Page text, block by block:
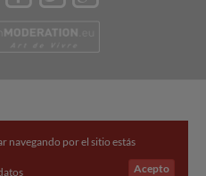
navegando por el sitio estás
Acepto